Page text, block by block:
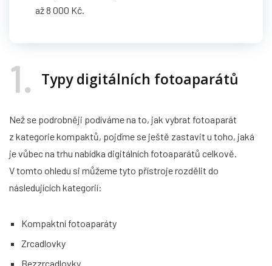
až 8 000 Kč.
1 Typy digitálních fotoaparátů
Než se podrobněji podíváme na to, jak vybrat fotoaparát
z kategorie kompaktů, pojďme se ještě zastavit u toho, jaká
je vůbec na trhu nabídka digitálních fotoaparátů celkově.
V tomto ohledu si můžeme tyto přístroje rozdělit do
následujících kategorií:
Kompaktní fotoaparáty
Zrcadlovky
Bezzrcadlovky